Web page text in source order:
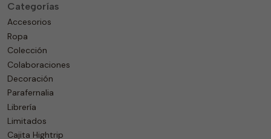
Categorías
Accesorios
Ropa
Colección
Colaboraciones
Decoración
Parafernalia
Librería
Limitados
Cajita Hightrip